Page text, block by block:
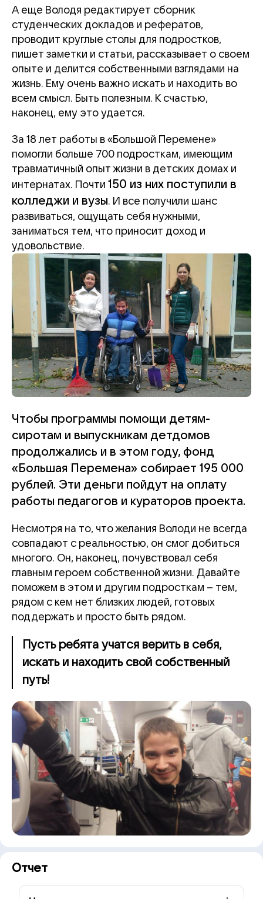
А еще Володя редактирует сборник
студенческих докладов и рефератов,
проводит круглые столы для подростков,
пишет заметки и статьи, рассказывает о своем
опыте и делится собственными взглядами на
жизнь. Ему очень важно искать и находить во
всем смысл. Быть полезным. К счастью,
наконец, ему это удается.
За 18 лет работы в «Большой Перемене»
помогли больше 700 подросткам, имеющим
травматичный опыт жизни в детских домах и
интернатах. Почти 150 из них поступили в
колледжи и вузы. И все получили шанс
развиваться, ощущать себя нужными,
заниматься тем, что приносит доход и
удовольствие.
Чтобы программы помощи детям-
сиротам и выпускникам детдомов
продолжались и в этом году, фонд
«Большая Перемена» собирает 195 000
рублей. Эти деньги пойдут на оплату
работы педагогов и кураторов проекта.
Несмотря на то, что желания Володи не всегда
совпадают с реальностью, он смог добиться
многого. Он, наконец, почувствовал себя
главным героем собственной жизни. Давайте
поможем в этом и другим подросткам – тем,
рядом с кем нет близких людей, готовых
поддержать и просто быть рядом.
Пусть ребята учатся верить в себя,
искать и находить свой собственный
путь!
Отчет